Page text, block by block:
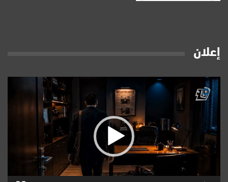
إعلان
مشغل
الفيديو